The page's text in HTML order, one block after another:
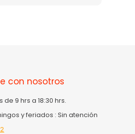
con nosotros
de 9 hrs a 18:30 hrs.
y feriados : Sin atención